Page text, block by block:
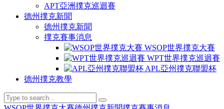
APT亞洲撲克巡迴賽
德州撲克新聞
德州撲克新聞
撲克賽事消息
WSOP世界撲克大賽
WPT世界撲克巡迴賽
APL亞州撲克聯盟杯
德州撲克教學